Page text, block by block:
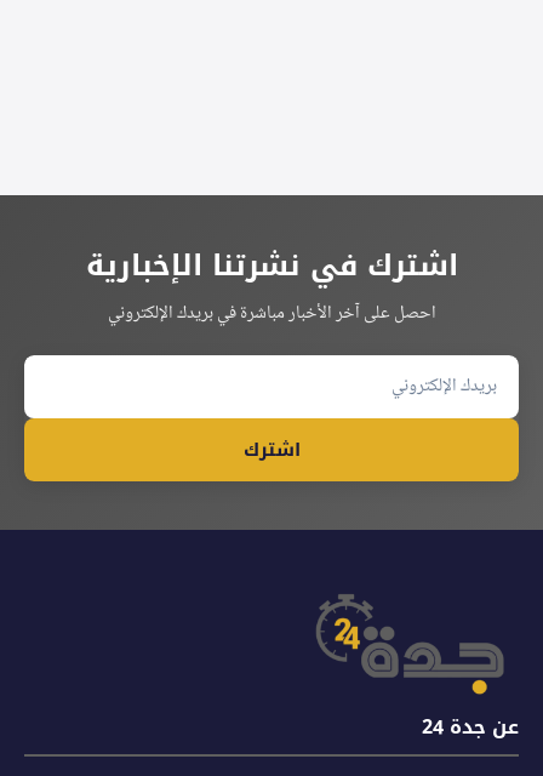
اشترك في نشرتنا الإخبارية
احصل على آخر الأخبار مباشرة في بريدك الإلكتروني
اشترك
عن جدة 24